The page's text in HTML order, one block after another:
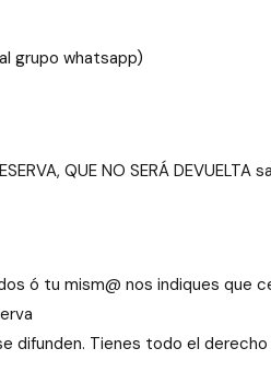
grupo whatsapp)
QUE NO SERÁ
ó tu mism@ nos indiques que
difunden. Tienes todo el